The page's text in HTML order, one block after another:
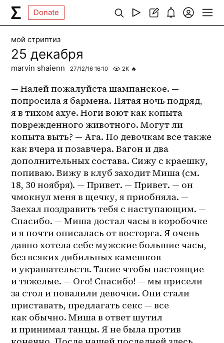
Donate
мой стриптиз
25 декабря
marvin shaienn 27/12/16 16:10 2K 🔥
— Налей пожалуйста шампанское. —
попросила я бармена. Пятая ночь подряд,
я в тихом ахуе. Ноги воют как копыта
поврежденного животного. Могут ли
копыта выть? — Ага. По девочкам все также
как вчера и позавчера. Вагон и два
дополнительных состава. Сижу с краешку,
попиваю. Вижу в клуб заходит Миша (см.
18, 30 ноября). — Привет. — Привет. — он
чмокнул меня в щечку, я приобняла. —
Заехал поздравить тебя с наступающим. —
Спасибо. — Миша достал часы в коробочке
и я почти описалась от восторга. Я очень
давно хотела себе мужские большие часы,
без всяких дибильных камешков
и украшательств. Такие чтобы настоящие
и тяжелые. — Ого! Спасибо! — мы присели
за стол и повалили девочки. Они стали
приставать, предлагать секс — все
как обычно. Миша в ответ шутил
и принимал танцы. Я не была против